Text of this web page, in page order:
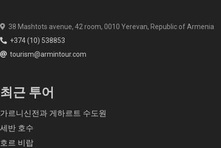
38 Mashtots avenue, 42 room, 0010 Yerevan, Republic of Armenia
+374 (10) 538853
tourism@armintour.com
최근 투어
가르니신전과 게하르트 수도원
세반 호수
호르 비랍